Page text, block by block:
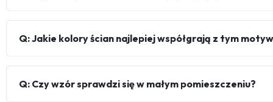
Q: Jakie kolory ścian najlepiej współgrają z tym
Q: Czy wzór sprawdzi się w małym pomieszczeniu?